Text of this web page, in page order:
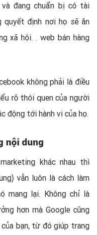
đang chuẩn bị có tài
quyết định nơi họ sẽ ăn
xã hội. . web bán hàng
không phải là điều
rõ thói quen của người
động tới hành vi của họ.
nội dung
khác nhau thì
vẫn luôn là cách làm
mang lại. Không chỉ là
hơn mà Google cũng
bạn, từ đó giúp trang